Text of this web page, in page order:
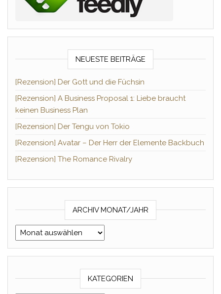
NEUESTE BEITRÄGE
[Rezension] Der Gott und die Füchsin
[Rezension] A Business Proposal 1: Liebe braucht
keinen Business Plan
[Rezension] Der Tengu von Tokio
[Rezension] Avatar – Der Herr der Elemente Backbuch
[Rezension] The Romance Rivalry
ARCHIV MONAT/JAHR
Archiv Monat/Jahr
KATEGORIEN